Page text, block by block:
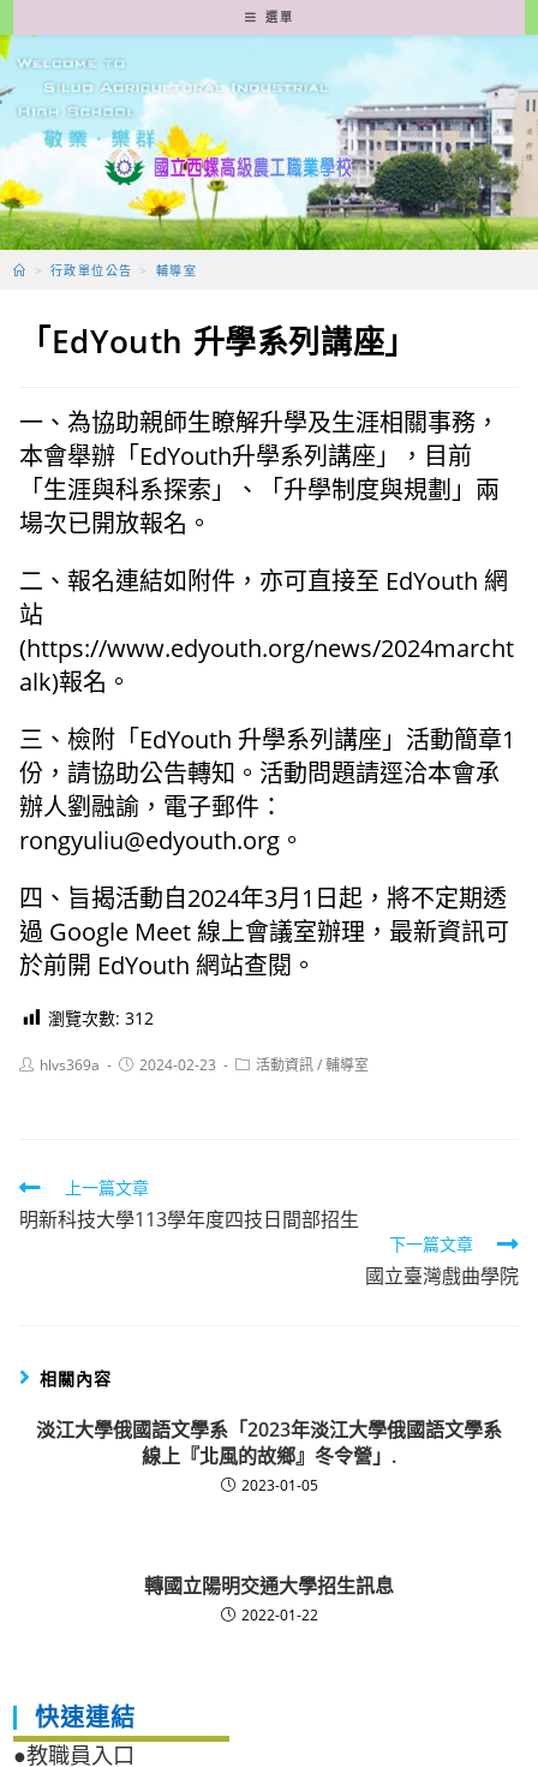
轉
至
要
容
選單
> 行政單位公告 > 輔導室
「EdYouth 升學系列講座」
一、為協助親師生瞭解升學及生涯相關事務，
本會舉辦「EdYouth升學系列講座」，目前
「生涯與科系探索」、「升學制度與規劃」兩
場次已開放報名。
二、報名連結如附件，亦可直接至 EdYouth 網
站
(https://www.edyouth.org/news/2024marcht
alk)報名。
三、檢附「EdYouth 升學系列講座」活動簡章1
份，請協助公告轉知。活動問題請逕洽本會承
辦人劉融諭，電子郵件：
rongyuliu@edyouth.org。
四、旨揭活動自2024年3月1日起，將不定期透
過 Google Meet 線上會議室辦理，最新資訊可
於前開 EdYouth 網站查閱。
瀏覽次數: 312
Posthlvs369a
Post2024-02-23
Post活動資訊/輔導室
Read
more
上一篇文章
明新科技大學113學年度四技日間部招生
下一篇文章
國立臺灣戲曲學院
相關內容
淡江大學俄國語文學系「2023年淡江大學俄國語文學系
線上『北風的故鄉』冬令營」.
2023-01-05
轉國立陽明交通大學招生訊息
2022-01-22
快速連結
●教職員入口